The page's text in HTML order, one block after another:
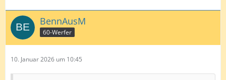
BennAusM
60-Werfer
10. Januar 2026 um 10:45